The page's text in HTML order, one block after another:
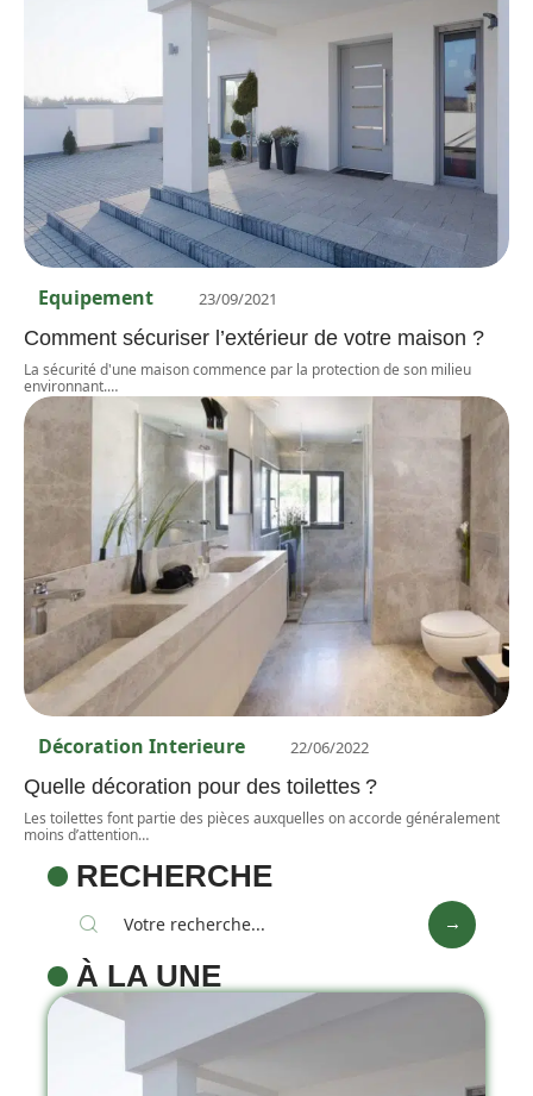
Equipement 23/09/2021
Comment sécuriser l’extérieur de votre maison ?
La sécurité d'une maison commence par la protection de son milieu
environnant.…
Décoration Interieure 22/06/2022
Quelle décoration pour des toilettes ?
Les toilettes font partie des pièces auxquelles on accorde généralement
moins d’attention…
RECHERCHE
À LA UNE